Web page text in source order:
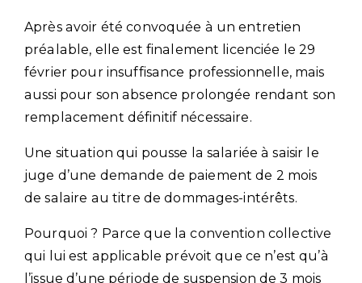
Après avoir été convoquée à un entretien
préalable, elle est finalement licenciée le 29
février pour insuffisance professionnelle, mais
aussi pour son absence prolongée rendant son
remplacement définitif nécessaire.
Une situation qui pousse la salariée à saisir le
juge d’une demande de paiement de 2 mois
de salaire au titre de dommages-intérêts.
Pourquoi ? Parce que la convention collective
qui lui est applicable prévoit que ce n’est qu’à
l’issue d’une période de suspension de 3 mois